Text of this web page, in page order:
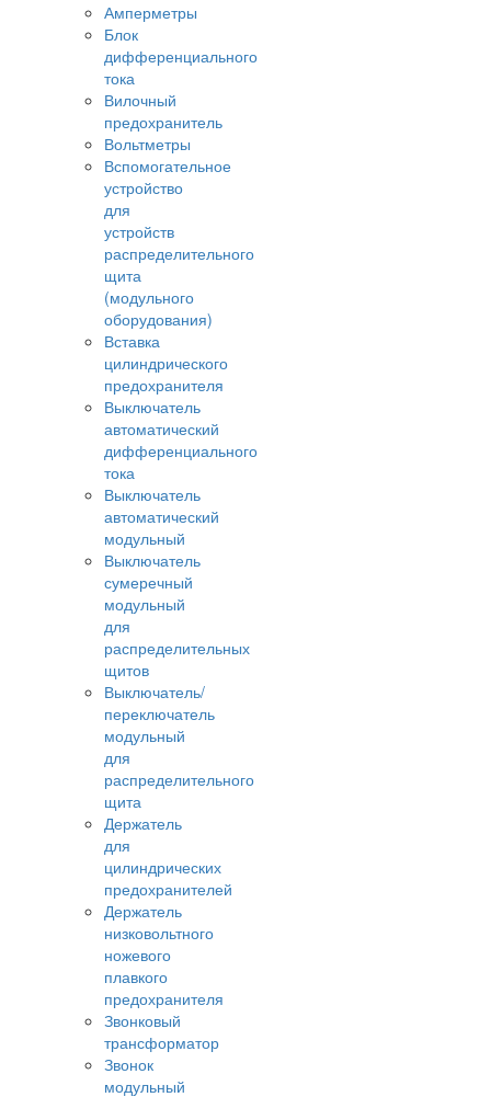
Амперметры
Блок
дифференциального
тока
Вилочный
предохранитель
Вольтметры
Вспомогательное
устройство
для
устройств
распределительного
щита
(модульного
оборудования)
Вставка
цилиндрического
предохранителя
Выключатель
автоматический
дифференциального
тока
Выключатель
автоматический
модульный
Выключатель
сумеречный
модульный
для
распределительных
щитов
Выключатель/
переключатель
модульный
для
распределительного
щита
Держатель
для
цилиндрических
предохранителей
Держатель
низковольтного
ножевого
плавкого
предохранителя
Звонковый
трансформатор
Звонок
модульный